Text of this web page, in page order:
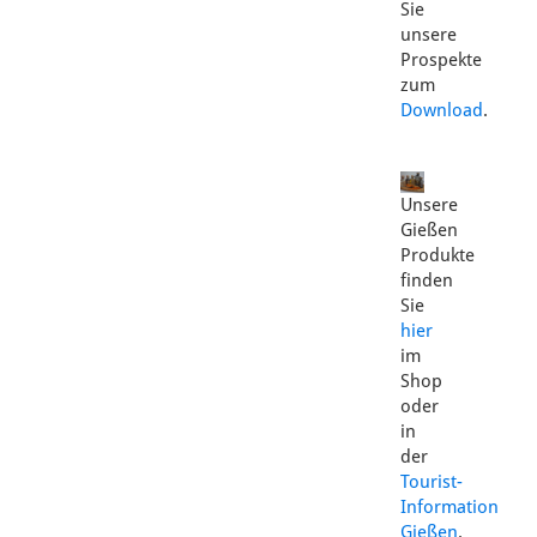
Sie
unsere
Prospekte
zum
Download.
Unsere
Gießen
Produkte
finden
Sie
hier
im
Shop
oder
in
der
Tourist-
Information
Gießen.